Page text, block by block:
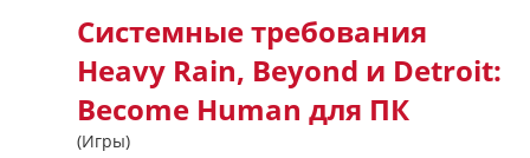
Системные требования
Heavy Rain, Beyond и Detroit:
Become Human для ПК
(Игры)